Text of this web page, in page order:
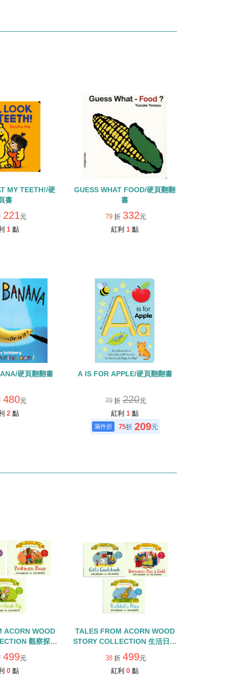
MY TEETH!/硬
書
221元
1 點
GUESS WHAT FOOD/硬頁翻翻
書
79 折 332元
紅利 1 點
硬頁翻翻書
480元
2 點
A IS FOR APPLE/硬頁翻翻書
79 折220元
紅利 1 點
75折 209元
ACORN WOOD
觀察探索
書+QR CODE
499元
0 點
TALES FROM ACORN WOOD
STORY COLLECTION 生活日常
組/硬頁翻翻書+QR CODE
38 折 499元
紅利 0 點